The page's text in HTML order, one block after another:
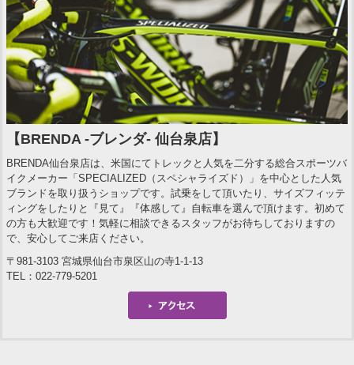
【BRENDA -ブレンダ- 仙台泉店】
BRENDA仙台泉店は、米国にてトレックと人気を二分する総合スポーツバ
イクメーカー「SPECIALIZED（スペシャライズド）」を中心とした人気
ブランドを取り扱うショップです。試乗をして頂いたり、サイズフィッテ
ィングをしたりと『見て』『体感して』自転車を選んで頂けます。初めて
の方も大歓迎です！気軽に相談できるスタッフがお待ちしておりますの
で、安心してご来店ください。
〒981-3103 宮城県仙台市泉区山の寺1-1-13
TEL：022-779-5201